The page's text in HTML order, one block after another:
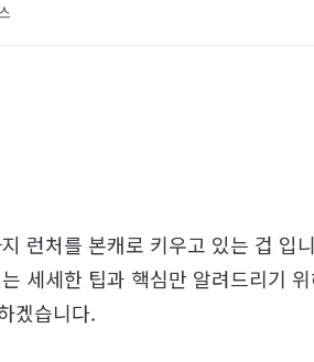
런처를 본캐로 키우고 있는 겁 입
세세한 팁과 핵심만 알려드리기
겠습니다.